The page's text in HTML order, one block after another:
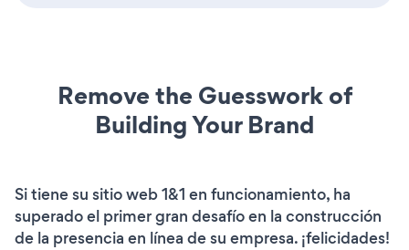
Remove the Guesswork of
Building Your Brand
Si tiene su sitio web 1&1 en funcionamiento, ha
superado el primer gran desafío en la construcción
de la presencia en línea de su empresa. ¡felicidades!